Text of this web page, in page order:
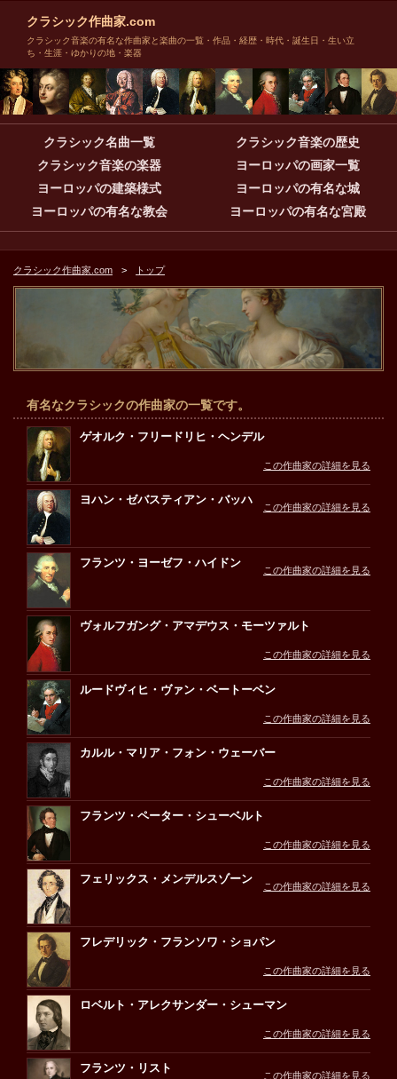
クラシック作曲家.com
クラシック音楽の有名な作曲家と楽曲の一覧・作品・経歴・時代・誕生日・生い立
ち・生涯・ゆかりの地・楽器
クラシック名曲一覧
クラシック音楽の歴史
クラシック音楽の楽器
ヨーロッパの画家一覧
ヨーロッパの建築様式
ヨーロッパの有名な城
ヨーロッパの有名な教会
ヨーロッパの有名な宮殿
クラシック作曲家.com トップ
有名なクラシックの作曲家の一覧です。
ゲオルク・フリードリヒ・ヘンデル
この作曲家の詳細を見る
ヨハン・ゼバスティアン・バッハ
この作曲家の詳細を見る
フランツ・ヨーゼフ・ハイドン
この作曲家の詳細を見る
ヴォルフガング・アマデウス・モーツァルト
この作曲家の詳細を見る
ルードヴィヒ・ヴァン・ベートーベン
この作曲家の詳細を見る
カルル・マリア・フォン・ウェーバー
この作曲家の詳細を見る
フランツ・ペーター・シューベルト
この作曲家の詳細を見る
フェリックス・メンデルスゾーン
この作曲家の詳細を見る
フレデリック・フランソワ・ショパン
この作曲家の詳細を見る
ロベルト・アレクサンダー・シューマン
この作曲家の詳細を見る
フランツ・リスト
この作曲家の詳細を見る